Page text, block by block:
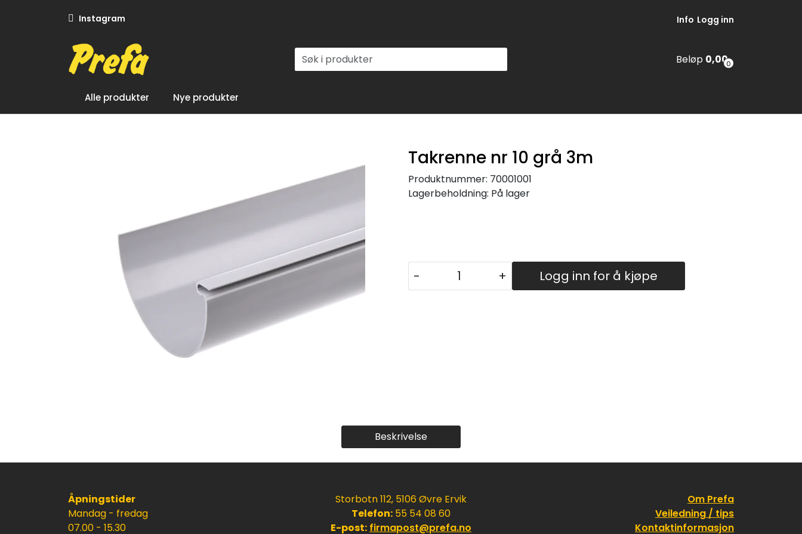
Instagram Info Logg inn
Beløp 0,000
Alle produkter Nye produkter
Takrenne nr 10 grå 3m
Produktnummer: 70001001
Lagerbeholdning: På lager
- + Logg inn for å kjøpe
Beskrivelse
Åpningstider
Mandag - fredag
07.00 - 15.30
Storbotn 112, 5106 Øvre Ervik
Telefon: 55 54 08 60
E-post: firmapost@prefa.no
Om Prefa
Veiledning / tips
Kontaktinformasjon